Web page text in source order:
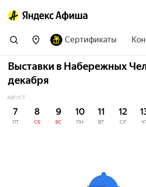
Сертификаты
Выставки в Набережных
декабря
АВГУСТ
7
ПТ
8
СБ
9
ВС
10
ПН
11
ВТ
12
СР